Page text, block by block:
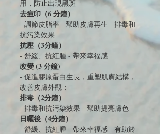
用，防止出現黑斑
去痘印（6 分鐘）
- 調節皮脂率 - 幫助皮膚再生 - 排毒和
抗污染效果
抗壓（3分鐘）
- 舒緩、抗紅腫 - 帶來幸福感
改變 (3 分鐘)
- 促進膠原蛋白生長，重塑肌膚結構，
改善皮膚外觀；
排毒（2分鐘）
- 排毒和抗污染效果 - 幫助提亮膚色
日曬後（4分鐘）
- 舒緩、抗紅腫 - 帶來幸福感 - 有助於